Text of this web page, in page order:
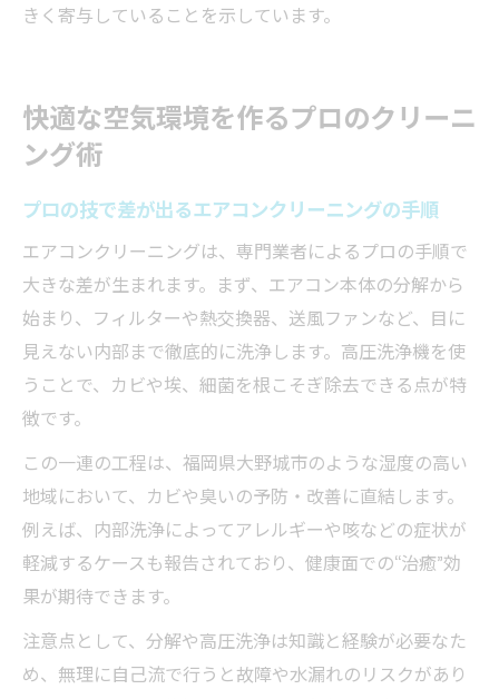
きく寄与していることを示しています。
快適な空気環境を作るプロのクリーニ
ング術
プロの技で差が出るエアコンクリーニングの手順
エアコンクリーニングは、専門業者によるプロの手順で
大きな差が生まれます。まず、エアコン本体の分解から
始まり、フィルターや熱交換器、送風ファンなど、目に
見えない内部まで徹底的に洗浄します。高圧洗浄機を使
うことで、カビや埃、細菌を根こそぎ除去できる点が特
徴です。
この一連の工程は、福岡県大野城市のような湿度の高い
地域において、カビや臭いの予防・改善に直結します。
例えば、内部洗浄によってアレルギーや咳などの症状が
軽減するケースも報告されており、健康面での“治癒”効
果が期待できます。
注意点として、分解や高圧洗浄は知識と経験が必要なた
め、無理に自己流で行うと故障や水漏れのリスクがあり